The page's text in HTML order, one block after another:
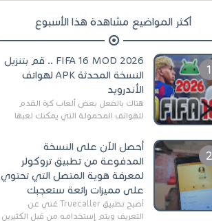
أكثر المواضيع مشاهدة هذا الأسبوع
FIFA 16 MOD 2026 .. قم بتنزيل
النسخة المحدثة APK لهواتف
الأندرويد
هناك بالفعل بعض ألعاب كرة القدم
للهواتف المحمولة التي يمكنك لعبها
مثل EA Sports ...
أحصل الآن على النسخة
المدفوعة من تطبيق تروكولر
لمعرفة هوية المتصل التي تحتوي
على مميزات رائعة ستعجبك
أصبح تطبيق Truecaller غني عن
التعريف ويتم إستخدامه من قبل الكثيرين